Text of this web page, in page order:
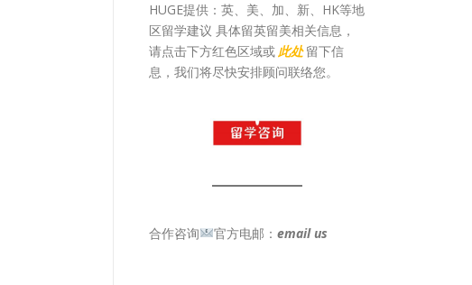
HUGE提供：英、美、加、新、HK等地
区留学建议 具体留英留美相关信息，
请点击下方红色区域或此处 留下信
息，我们将尽快安排顾问联络您。
合作咨询 官方电邮： email us